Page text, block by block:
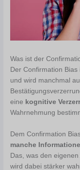
Was ist der
Der Confirmation Bias
und wird manchmal
eine kognitive
Wahrnehmung
Dem Confirmation
manche
Das, was den
wird dabei stärker